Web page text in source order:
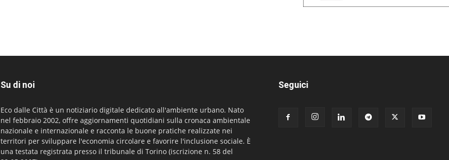
Su di noi
Eco dalle Città è un notiziario digitale dedicato all'ambiente urbano. Nato
nel febbraio 2002, offre aggiornamenti quotidiani sulla cronaca ambientale
nazionale e internazionale e racconta le buone pratiche realizzate nei
territori per sviluppare l'economia circolare e favorire l'inclusione sociale. È
una testata registrata presso il tribunale di Torino (iscrizione n. 58 del
Seguici